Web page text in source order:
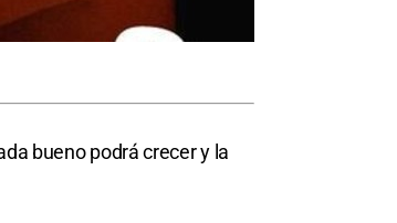
bueno podrá crecer y la